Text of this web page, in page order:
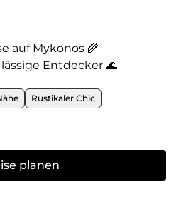
auf Mykonos 🌾
Entdecker 🌊
Rustikaler Chic
planen